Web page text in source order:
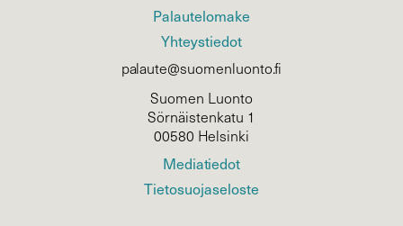
Palautelomake
Yhteystiedot
palaute@suomenluonto.fi
Suomen Luonto
Sörnäistenkatu 1
00580 Helsinki
Mediatiedot
Tietosuojaseloste